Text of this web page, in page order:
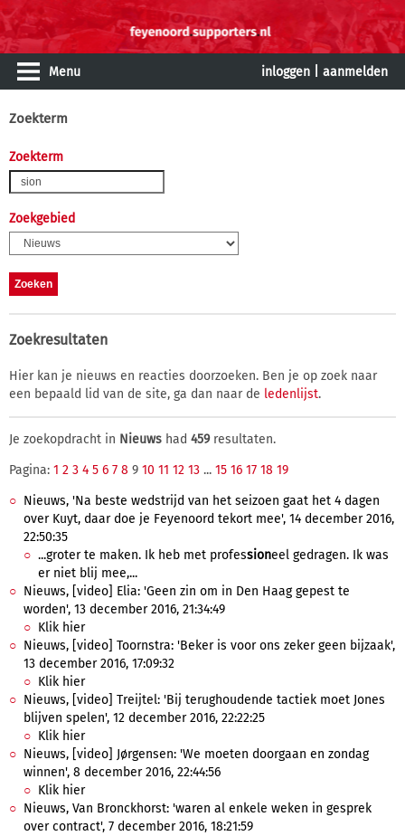
Menu inloggen aanmelden
Zoekterm
Zoekterm
Zoekgebied
Zoekresultaten
Hier kan je nieuws en reacties doorzoeken. Ben je op zoek naar
een bepaald lid van de site, ga dan naar de ledenlijst.
Je zoekopdracht in Nieuws had 459resultaten.
Pagina: 1 2 3 4 5 6 7 8 9 10 11 12 13 ... 15 16 17 18 19
Nieuws, 'Na beste wedstrijd van het seizoen gaat het 4 dagen
over Kuyt, daar doe je Feyenoord tekort mee', 14 december 2016,
22:50:35
...groter te maken. Ik heb met professioneel gedragen. Ik was
er niet blij mee,...
Nieuws, [video] Elia: 'Geen zin om in Den Haag gepest te
worden', 13 december 2016, 21:34:49
Klik hier
Nieuws, [video] Toornstra: 'Beker is voor ons zeker geen bijzaak',
13 december 2016, 17:09:32
Klik hier
Nieuws, [video] Treijtel: 'Bij terughoudende tactiek moet Jones
blijven spelen', 12 december 2016, 22:22:25
Klik hier
Nieuws, [video] Jørgensen: 'We moeten doorgaan en zondag
winnen', 8 december 2016, 22:44:56
Klik hier
Nieuws, Van Bronckhorst: 'waren al enkele weken in gesprek
over contract', 7 december 2016, 18:21:59